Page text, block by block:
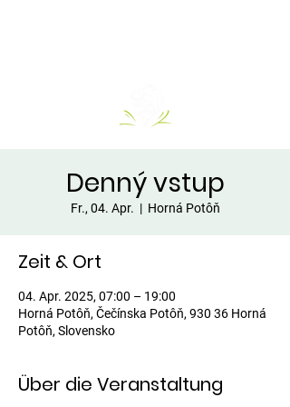
Denný vstup
Fr., 04. Apr.
  |
Horná Potôň
Zeit & Ort
04. Apr. 2025, 07:00 – 19:00
Horná Potôň, Čečínska Potôň, 930 36 Horná
Potôň, Slovensko
Über die Veranstaltung